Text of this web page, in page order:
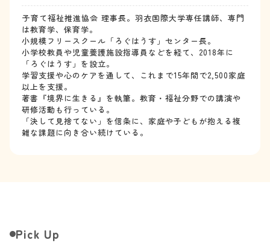
子育て福祉推進協会 理事長。羽衣国際大学専任講師、専門
は教育学、保育学。
小規模フリースクール「ろぐはうす」センター長。
小学校教員や児童養護施設指導員などを経て、2018年に
「ろぐはうす」を設立。
学習支援や心のケアを通して、これまで15年間で2,500家庭
以上を支援。
著書『境界に生きる』を執筆。教育・福祉分野での講演や
研修活動も行っている。
「決して見捨てない」を信条に、家庭や子どもが抱える複
雑な課題に向き合い続けている。
Pick Up